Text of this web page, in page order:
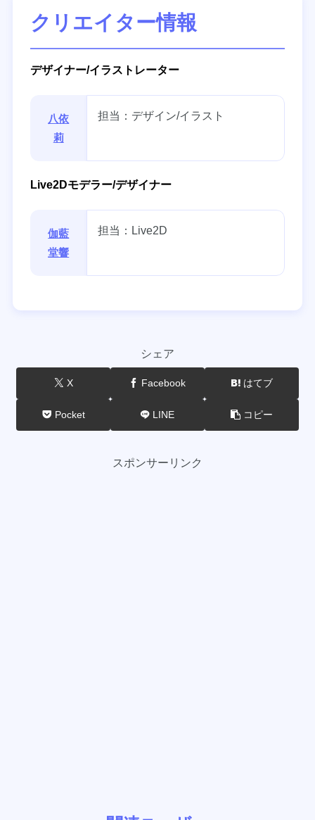
クリエイター情報
デザイナー/イラストレーター
八依
莉
担当：デザイン/イラスト
Live2Dモデラー/デザイナー
伽藍
堂響
担当：Live2D
シェア
X Facebook はてブ
Pocket LINE コピー
スポンサーリンク